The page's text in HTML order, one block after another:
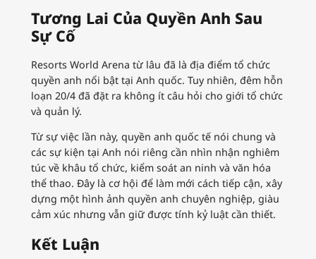
Tương Lai Của Quyền Anh Sau
Sự Cố
Resorts World Arena từ lâu đã là địa điểm tổ chức
quyền anh nổi bật tại Anh quốc. Tuy nhiên, đêm hỗn
loạn 20/4 đã đặt ra không ít câu hỏi cho giới tổ chức
và quản lý.
Từ sự việc lần này, quyền anh quốc tế nói chung và
các sự kiện tại Anh nói riêng cần nhìn nhận nghiêm
túc về khâu tổ chức, kiểm soát an ninh và văn hóa
thể thao. Đây là cơ hội để làm mới cách tiếp cận, xây
dựng một hình ảnh quyền anh chuyên nghiệp, giàu
cảm xúc nhưng vẫn giữ được tính kỷ luật cần thiết.
Kết Luận